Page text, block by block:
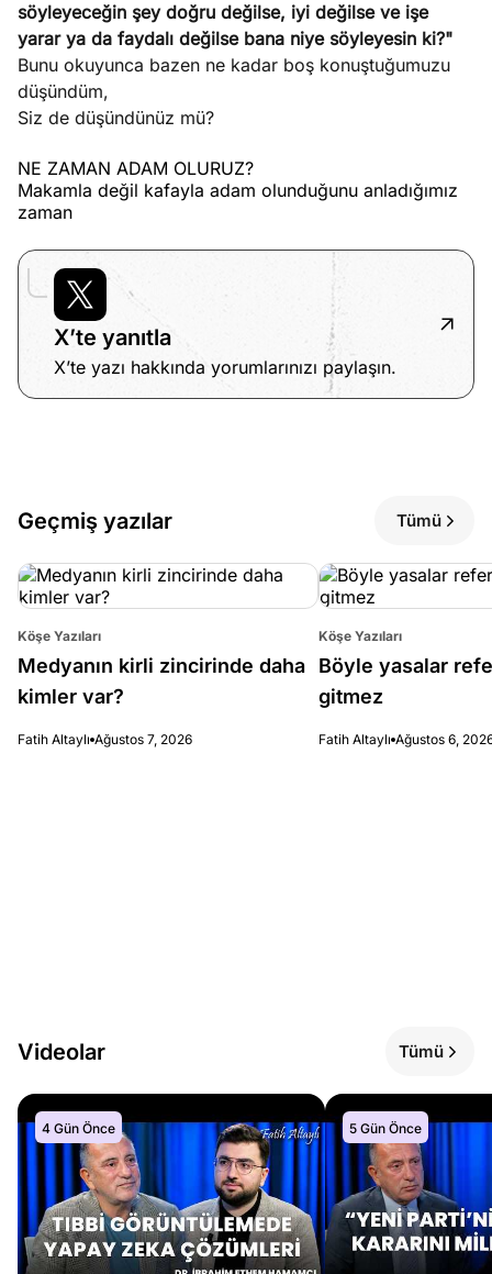
söyleyeceğin şey doğru değilse, iyi değilse ve işe
yarar ya da faydalı değilse bana niye söyleyesin ki?"
Bunu okuyunca bazen ne kadar boş konuştuğumuzu
düşündüm,
Siz de düşündünüz mü?
NE ZAMAN ADAM OLURUZ?
Makamla değil kafayla adam olunduğunu anladığımız
zaman
X’te yanıtla
X’te yazı hakkında yorumlarınızı paylaşın.
Geçmiş yazılar Tümü
Köşe Yazıları
Medyanın kirli zincirinde daha
kimler var?
Fatih Altaylı Ağustos 7, 2026
Köşe Yazıları
Böyle yasalar
gitmez
Fatih Altaylı Ağustos 6,
Videolar Tümü
4 Gün Önce 5 Gün Önce